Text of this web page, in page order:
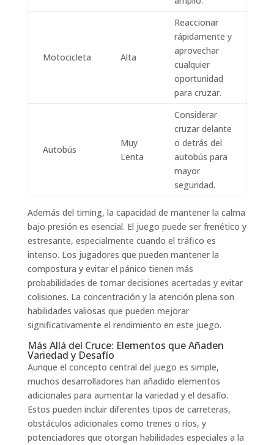
Motocicleta Alta
Reaccionar
rápidamente y
aprovechar
cualquier
oportunidad
para cruzar.
Autobús
Muy
Lenta
Considerar
cruzar delante
o detrás del
autobús para
mayor
seguridad.
Además del timing, la capacidad de mantener la calma
bajo presión es esencial. El juego puede ser frenético y
estresante, especialmente cuando el tráfico es
intenso. Los jugadores que pueden mantener la
compostura y evitar el pánico tienen más
probabilidades de tomar decisiones acertadas y evitar
colisiones. La concentración y la atención plena son
habilidades valiosas que pueden mejorar
significativamente el rendimiento en este juego.
Más Allá del Cruce: Elementos que Añaden
Variedad y Desafío
Aunque el concepto central del juego es simple,
muchos desarrolladores han añadido elementos
adicionales para aumentar la variedad y el desafío.
Estos pueden incluir diferentes tipos de carreteras,
obstáculos adicionales como trenes o ríos, y
potenciadores que otorgan habilidades especiales a la